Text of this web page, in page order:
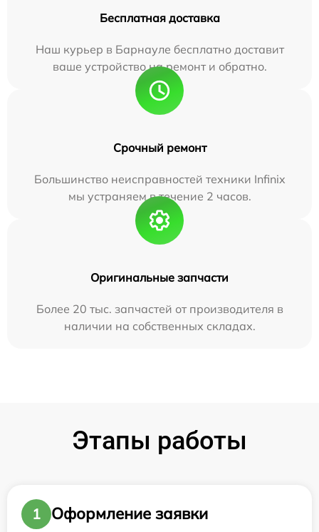
Бесплатная доставка
Наш курьер в Барнауле бесплатно доставит
ваше устройство на ремонт и обратно.
Срочный ремонт
Большинство неисправностей техники Infinix
мы устраняем в течение 2 часов.
Оригинальные запчасти
Более 20 тыс. запчастей от производителя в
наличии на собственных складах.
Этапы работы
1
Оформление заявки